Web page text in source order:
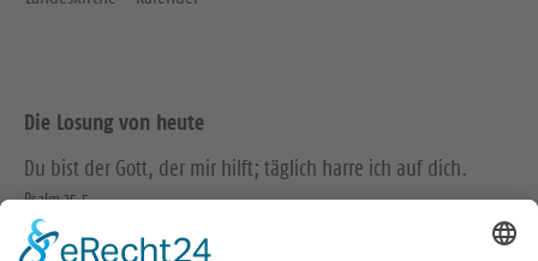
Die Losung von heute
Du bist der Gott, der mir hilft; täglich harre ich auf dich.
Psalm 25,5
Bittet, so wird euch gegeben; suchet, so werdet ihr finden;